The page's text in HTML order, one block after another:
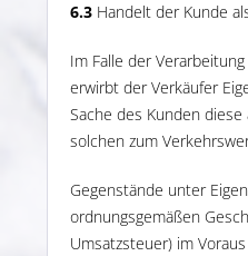
6.3 Handelt der Kunde
Im Falle der
erwirbt der Verkäufer
Sache des Kunden
solchen zum
Gegenstände unter
ordnungsgemäßen
Umsatzsteuer) im